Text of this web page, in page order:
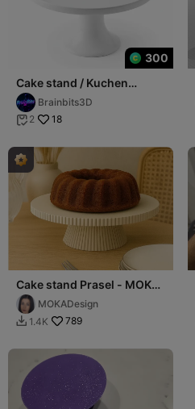
300
Cake stand / Kuchen
TablettBrainbits3D
 2 18
Cake stand Prasel - MOKA
DesignMOKADesign
 1.4K 789